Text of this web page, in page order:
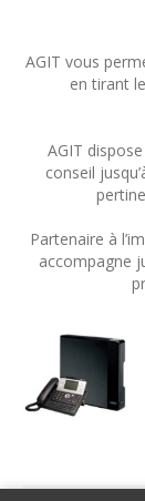
AGIT vous
en tirant
AGIT
conseil
Partenaire à
accompagne